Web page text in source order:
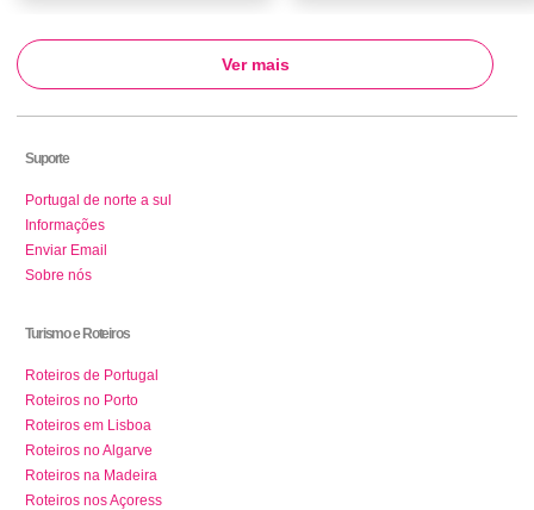
Ver mais
Suporte
Portugal de norte a sul
Informações
Enviar Email
Sobre nós
Turismo e Roteiros
Roteiros de Portugal
Roteiros no Porto
Roteiros em Lisboa
Roteiros no Algarve
Roteiros na Madeira
Roteiros nos Açoress